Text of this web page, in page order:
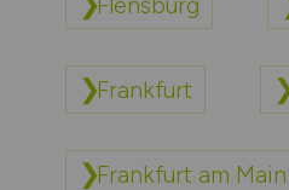
Frankfurt
Frankfurt am Main